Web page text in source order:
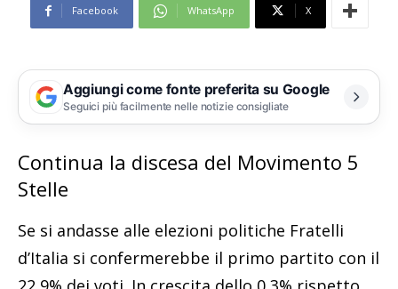
Facebook WhatsApp X
Aggiungi come fonte preferita su Google
Seguici più facilmente nelle notizie consigliate
Continua la discesa del Movimento 5
Stelle
Se si andasse alle elezioni politiche Fratelli
d’Italia si confermerebbe il primo partito con il